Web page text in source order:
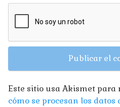
Este sitio usa Akismet para
cómo se procesan los